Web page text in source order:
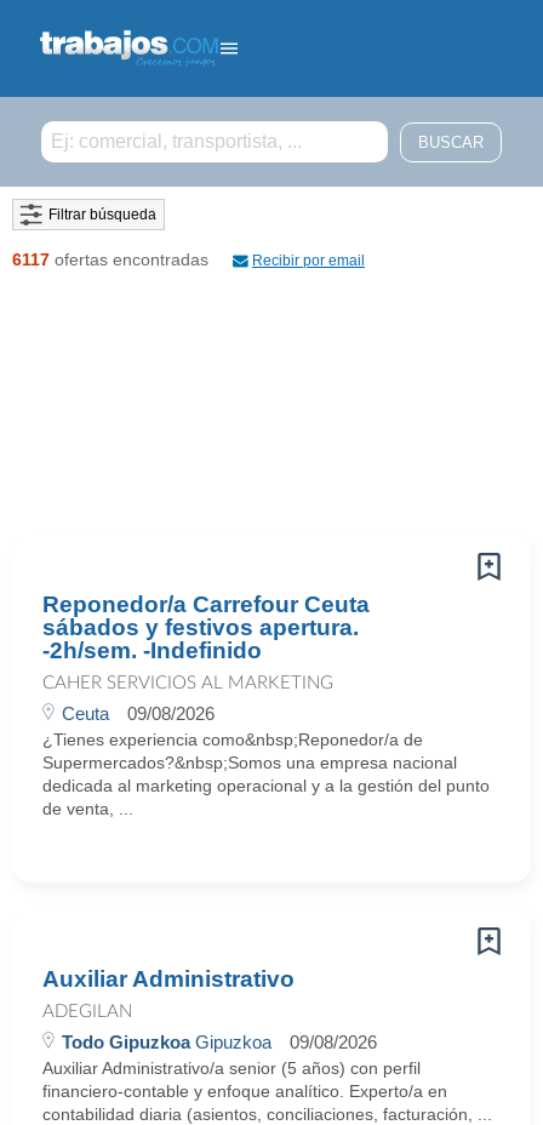
Filtrar búsqueda
6117 ofertas encontradas Recibir por email
Reponedor/a Carrefour Ceuta
sábados y festivos apertura.
-2h/sem. -Indefinido
CAHER SERVICIOS AL MARKETING
Ceuta 09/08/2026
¿Tienes experiencia como&nbsp;Reponedor/a de
Supermercados?&nbsp;Somos una empresa nacional
dedicada al marketing operacional y a la gestión del punto
de venta, ...
Auxiliar Administrativo
ADEGILAN
Todo GipuzkoaGipuzkoa 09/08/2026
Auxiliar Administrativo/a senior (5 años) con perfil
financiero-contable y enfoque analítico. Experto/a en
contabilidad diaria (asientos, conciliaciones, facturación, ...